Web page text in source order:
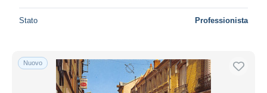
Stato Professionista
Nuovo